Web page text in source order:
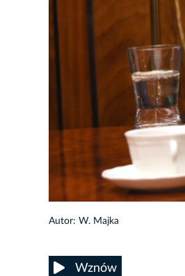
Autor: W. Majka
Wznów